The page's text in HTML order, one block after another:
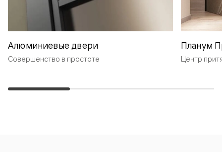
Алюминиевые двери
Совершенство в простоте
Планум
Центр